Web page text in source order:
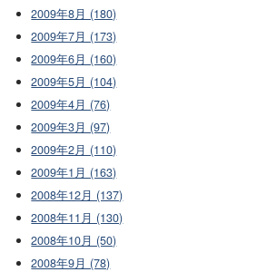
2009年8月 (180)
2009年7月 (173)
2009年6月 (160)
2009年5月 (104)
2009年4月 (76)
2009年3月 (97)
2009年2月 (110)
2009年1月 (163)
2008年12月 (137)
2008年11月 (130)
2008年10月 (50)
2008年9月 (78)